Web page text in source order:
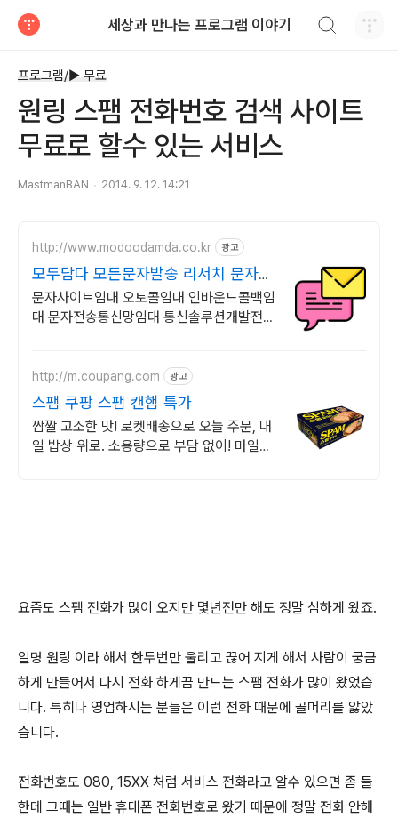
세상과 만나는 프로그램 이야기
프로그램/► 무료
원링 스팸 전화번호 검색 사이트
무료로 할수 있는 서비스
MastmanBAN 2014. 9. 12. 14:21
http://www.modoodamda.co.kr 광고
모두담다 모든문자발송 리서치 문자사
이트창업 오토콜창업
문자사이트임대 오토콜임대 인바운드콜백임
대 문자전송통신망임대 통신솔루션개발전문
http://m.coupang.com 광고
스팸 쿠팡 스팸 캔햄 특가
짭짤 고소한 맛! 로켓배송으로 오늘 주문, 내
일 밥상 위로. 소용량으로 부담 없이! 마일드
요즘도 스팸 전화가 많이 오지만 몇년전만 해도 정말 심하게 왔죠.
일명 원링 이라 해서 한두번만 울리고 끊어 지게 해서 사람이 궁금
하게 만들어서 다시 전화 하게끔 만드는 스팸 전화가 많이 왔었습
니다. 특히나 영업하시는 분들은 이런 전화 때문에 골머리를 앓았
습니다.
전화번호도 080, 15XX 처럼 서비스 전화라고 알수 있으면 좀 들
한데 그때는 일반 휴대폰 전화번호로 왔기 때문에 정말 전화 안해